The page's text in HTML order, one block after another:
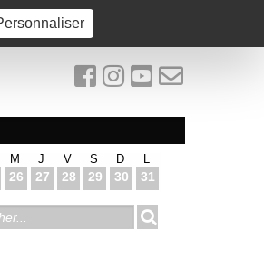
M
26
J
27
V
28
S
29
D
30 31